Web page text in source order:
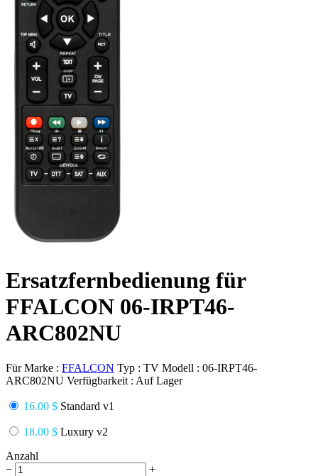
Ersatzfernbedienung für
FFALCON 06-IRPT46-
ARC802NU
Für Marke : FFALCON Typ : TV Modell : 06-IRPT46-
ARC802NU Verfügbarkeit : Auf Lager
16.00 $ Standard v1
18.00 $ Luxury v2
Anzahl
−
+